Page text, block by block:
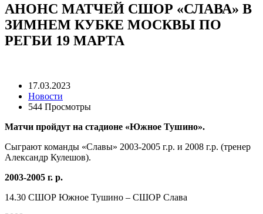
АНОНС МАТЧЕЙ СШОР «СЛАВА» В
ЗИМНЕМ КУБКЕ МОСКВЫ ПО
РЕГБИ 19 МАРТА
17.03.2023
Новости
544 Просмотры
Матчи пройдут на стадионе «Южное Тушино».
Сыграют команды «Славы» 2003-2005 г.р. и 2008 г.р. (тренер
Александр Кулешов).
2003-2005 г. р.
14.30 СШОР Южное Тушино – СШОР Слава